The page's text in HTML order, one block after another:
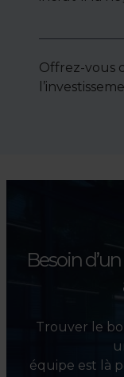
Oui, nous
négocier le
conditions de
Offrez-vous
l’évaluation
Besoin
Trouver le
équipe est là